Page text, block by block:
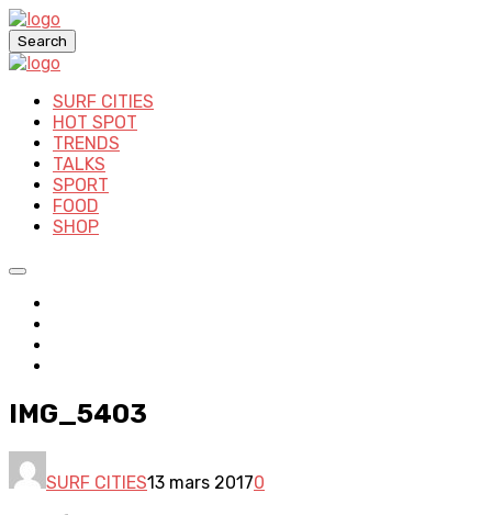
Search
SURF CITIES
HOT SPOT
TRENDS
TALKS
SPORT
FOOD
SHOP
IMG_5403
SURF CITIES13 mars 20170